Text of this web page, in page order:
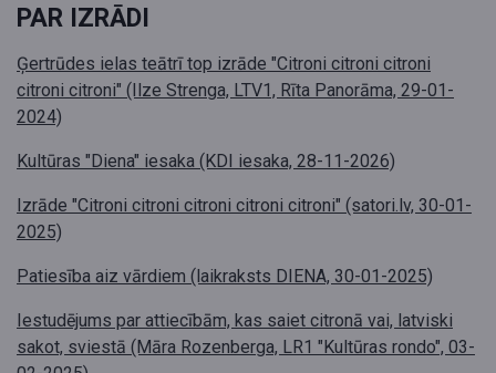
PAR IZRĀDI
Ģertrūdes ielas teātrī top izrāde "Citroni citroni citroni
citroni citroni" (Ilze Strenga, LTV1, Rīta Panorāma, 29-01-
2024)
Kultūras "Diena" iesaka (KDI iesaka, 28-11-2026)
Izrāde "Citroni citroni citroni citroni citroni" (satori.lv, 30-01-
2025)
Patiesība aiz vārdiem (laikraksts DIENA, 30-01-2025)
Iestudējums par attiecībām, kas saiet citronā vai, latviski
sakot, sviestā (Māra Rozenberga, LR1 "Kultūras rondo", 03-